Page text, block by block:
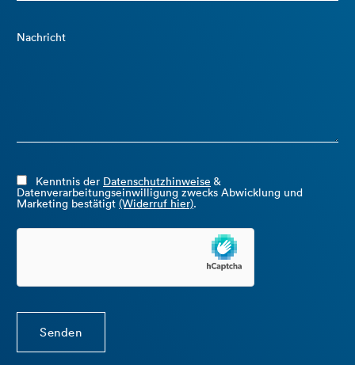
Nachricht
Kenntnis der Datenschutzhinweise &
Datenverarbeitungseinwilligung zwecks Abwicklung und
Marketing bestätigt (Widerruf hier).